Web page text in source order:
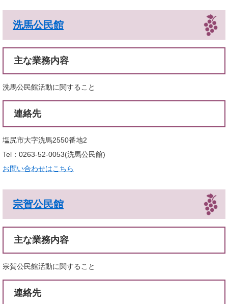
洗馬公民館
主な業務内容
洗馬公民館活動に関すること
連絡先
塩尻市大字洗馬2550番地2
Tel：0263-52-0053 洗馬公民館
お問い合わせはこちら
宗賀公民館
主な業務内容
宗賀公民館活動に関すること
連絡先